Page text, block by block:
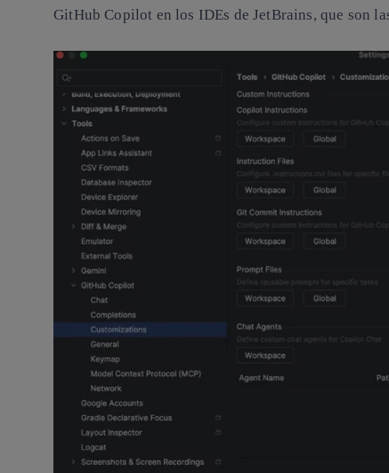
GitHub Copilot en los IDEs de JetBrains, que son